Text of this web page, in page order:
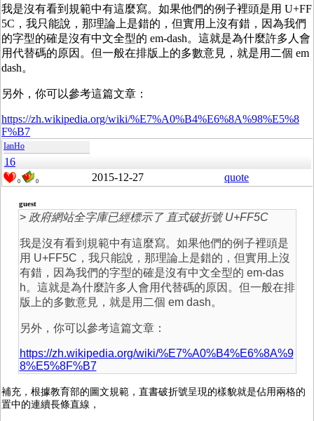
我是沒有看到規範中有這麼寫。如果他們的例子裡頭是用 U+FF
5C，我只能說，那理論上是錯的，但實用上沒有錯，因為我們
的字型的確是沒有中文全型的 em-dash。這就是為什麼許多人會
用代替碼的原因。但一般在排版上的多數意見，就是用二個 em
dash。
另外，你可以參考這篇文章：
https://zh.wikipedia.org/wiki/%E7%A0%B4%E6%8A%98%E5%8
F%B7
IanHo
16
0 0 2015-12-27 quote
guest
> 政府網站全字庫已經標示了 直式破折號 U+FF5C
我是沒有看到規範中有這麼寫。如果他們的例子裡頭是
用 U+FF5C，我只能說，那理論上是錯的，但實用上沒
有錯，因為我們的字型的確是沒有中文全型的 em-das
h。這就是為什麼許多人會用代替碼的原因。但一般在排
版上的多數意見，就是用二個 em dash。
另外，你可以參考這篇文章：
https://zh.wikipedia.org/wiki/%E7%A0%B4%E6%8A%9
8%E5%8F%B7
補充，根據教育部的圖文規範，直書破折號呈現的樣貌就是佔用兩格的
置中的連續長條直線，